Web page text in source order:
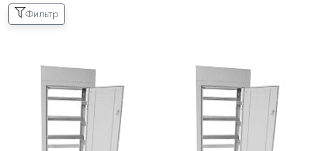
Фильтр